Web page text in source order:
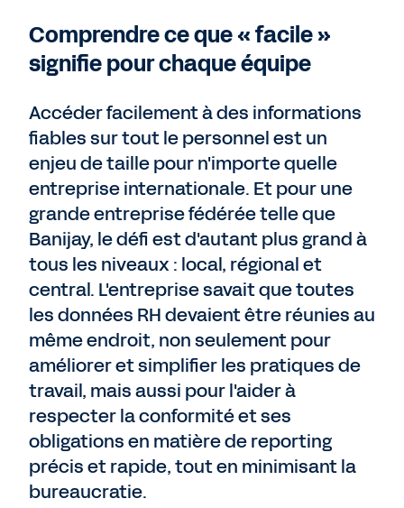
Comprendre ce que « facile »
signifie pour chaque équipe
Accéder facilement à des informations
fiables sur tout le personnel est un
enjeu de taille pour n'importe quelle
entreprise internationale. Et pour une
grande entreprise fédérée telle que
Banijay, le défi est d'autant plus grand à
tous les niveaux : local, régional et
central. L'entreprise savait que toutes
les données RH devaient être réunies au
même endroit, non seulement pour
améliorer et simplifier les pratiques de
travail, mais aussi pour l'aider à
respecter la conformité et ses
obligations en matière de reporting
précis et rapide, tout en minimisant la
bureaucratie.